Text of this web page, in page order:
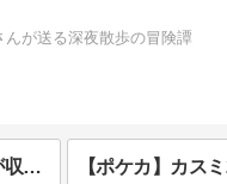
が送る深夜散歩の冒険譚
【ポケカ】伝説のメガレックウザが収録されている「ストームエメラルダ」を開封！！ 【ポケカ】カス